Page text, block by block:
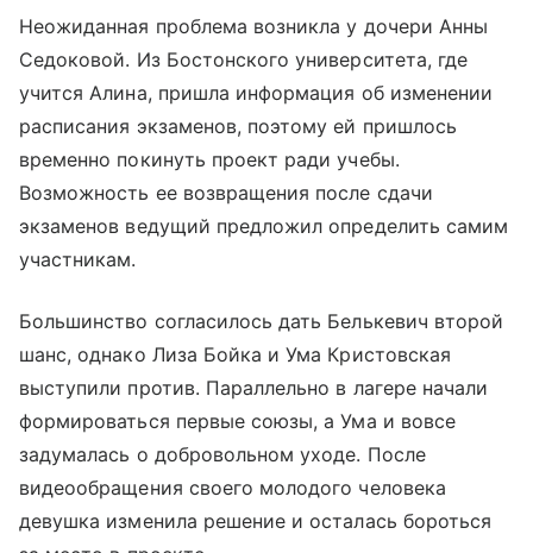
Неожиданная проблема возникла у дочери Анны
Седоковой. Из Бостонского университета, где
учится Алина, пришла информация об изменении
расписания экзаменов, поэтому ей пришлось
временно покинуть проект ради учебы.
Возможность ее возвращения после сдачи
экзаменов ведущий предложил определить самим
участникам.
Большинство согласилось дать Белькевич второй
шанс, однако Лиза Бойка и Ума Кристовская
выступили против. Параллельно в лагере начали
формироваться первые союзы, а Ума и вовсе
задумалась о добровольном уходе. После
видеообращения своего молодого человека
девушка изменила решение и осталась бороться